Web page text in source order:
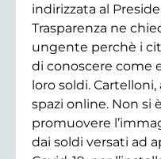
indirizzata al
Trasparenza ne
ungente perchè i
di conoscere come
loro soldi.
spazi online. Non si
promuovere
dai soldi versati ad